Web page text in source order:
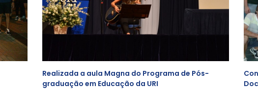
Realizada a aula Magna do Programa de Pós-
graduação em Educação da URI